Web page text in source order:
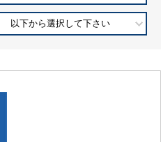
以下から選択して下さい